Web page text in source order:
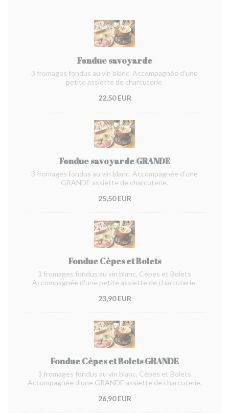
Fondue savoyarde
3 fromages fondus au vin blanc. Accompagnée d'une
petite assiette de charcuterie.
22,50 EUR
Fondue savoyarde GRANDE
3 fromages fondus au vin blanc. Accompagnée d'une
GRANDE assiette de charcuterie.
25,50 EUR
Fondue Cèpes et Bolets
3 fromages fondus au vin blanc, Cèpes et Bolets
Accompagnée d'une petite assiette de charcuterie.
23,90 EUR
Fondue Cèpes et Bolets GRANDE
3 fromages fondus au vin blanc, Cèpes et Bolets
Accompagnée d'une GRANDE assiette de charcuterie.
26,90 EUR